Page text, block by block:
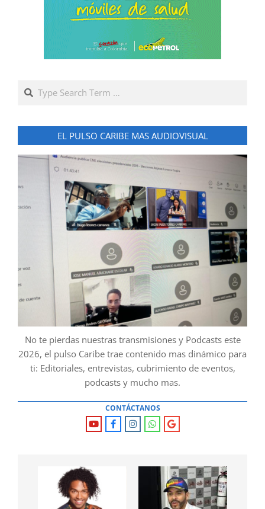
Search
EL PULSO CARIBE MAS AUDIOVISUAL
No te pierdas nuestras transmisiones y Podcasts este
2026, el pulso Caribe trae contenido mas dinámico para
ti: Editoriales, entrevistas, cubrimiento de eventos,
podcasts y mucho mas.
CONTÁCTANOS